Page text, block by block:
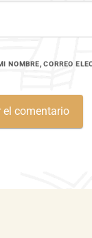
NOMBRE, CORREO